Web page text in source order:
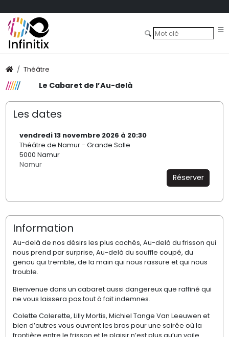
Théâtre
Le Cabaret de l’Au-delà
Les dates
vendredi 13 novembre 2026 à 20:30
Théâtre de Namur - Grande Salle
5000 Namur
Namur
Réserver
Information
Au-delà de nos désirs les plus cachés, Au-delà du frisson qui
nous prend par surprise, Au-delà du souffle coupé, du
genou qui tremble, de la main qui nous rassure et qui nous
trouble.
Bienvenue dans un cabaret aussi dangereux que raffiné qui
ne vous laissera pas tout à fait indemnes.
Colette Colerette, Lilly Mortis, Michiel Tange Van Leeuwen et
bien d’autres vous ouvrent les bras pour une soirée où la